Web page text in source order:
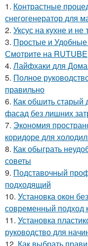
1. Контрастные
снегогенератор для
2. Уксус на кухне и не
3. Простые и
Смотрите на RUTUBE
4. Лайфхаки для
5. Полное
правильно
6. Как обшить старый
фасад без лишних
7. Экономия
коридоре для
8. Как обыграть
советы
9. Подставочный
подходящий
10. Установка окон
современный подход
11. Установка
руководство для